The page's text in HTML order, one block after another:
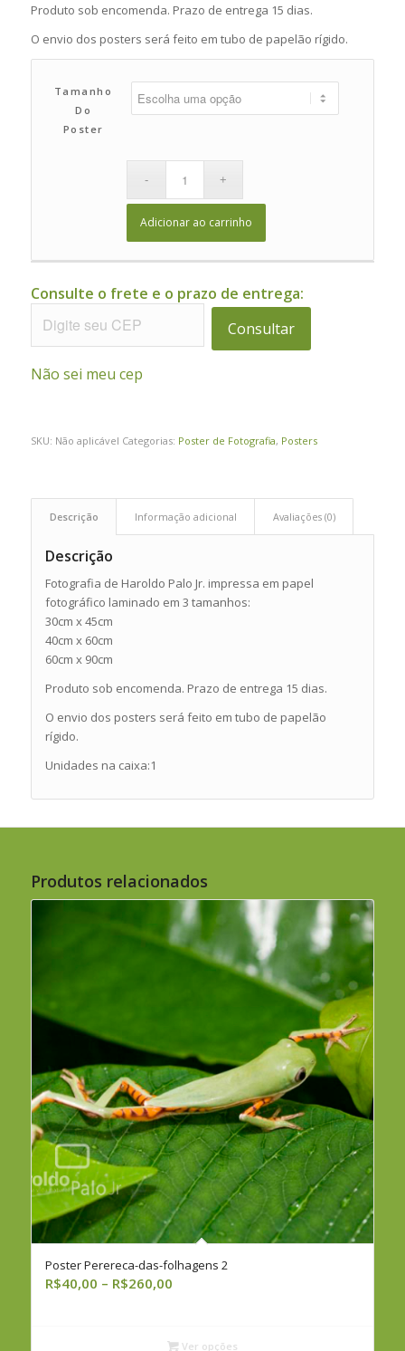
Produto sob encomenda. Prazo de entrega 15 dias.
O envio dos posters será feito em tubo de papelão rígido.
Tamanho
Do
Poster
Adicionar ao carrinho
Consulte o frete e o prazo de entrega:
Consultar
Não sei meu cep
SKU: Não aplicável Categorias: Poster de Fotografia, Posters
Descrição Informação adicional Avaliações (0)
Descrição
Fotografia de Haroldo Palo Jr. impressa em papel
fotográfico laminado em 3 tamanhos:
30cm x 45cm
40cm x 60cm
60cm x 90cm
Produto sob encomenda. Prazo de entrega 15 dias.
O envio dos posters será feito em tubo de papelão
rígido.
Unidades na caixa:1
Produtos relacionados
Poster Perereca-das-folhagens 2
R$40,00 – R$260,00Faixa
R$40,00
Ver opções